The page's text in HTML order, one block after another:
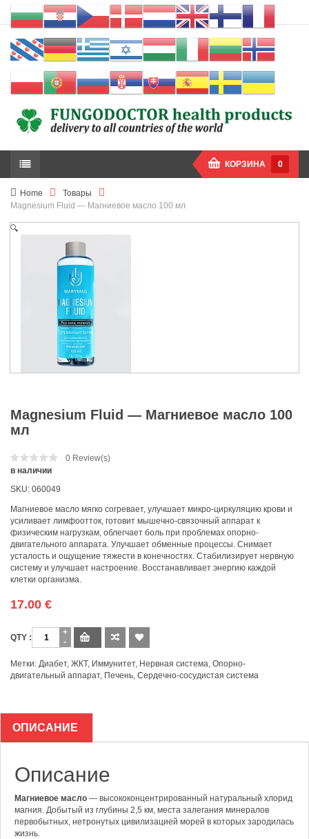
КОРЗИНА 0
Home
Товары
Magnesium Fluid — Магниевое масло 100 мл
🔍
Magnesium Fluid — Магниевое масло 100
мл
0 Review(s)
в наличии
SKU: 060049
Магниевое масло мягко согревает, улучшает микро-циркуляцию крови и
усиливает лимфоотток, готовит мышечно-связочный аппарат к
физическим нагрузкам, облегчает боль при проблемах опорно-
двигательного аппарата. Улучшает обменные процессы. Снимает
усталость и ощущение тяжести в конечностях. Стабилизирует нервную
систему и улучшает настроение. Восстанавливает энергию каждой
клетки организма.
17.00 €
Количество
Метки: Диабет, ЖКТ, Иммунитет, Нервная система, Опорно-
двигательный аппарат, Печень, Сердечно-сосудистая система
ОПИСАНИЕ
Описание
Магниевое масло — высококонцентрированный натуральный хлорид
магния. Добытый из глубины 2,5 км, места залегания минералов
первобытных, нетронутых цивилизацией морей в которых зародилась
жизнь.